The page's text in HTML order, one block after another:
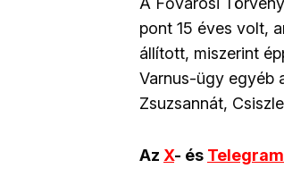
pont 15 éves volt,
állított, miszerint
Varnus-ügy egyéb
Zsuzsannát,
Az X- és Telegram